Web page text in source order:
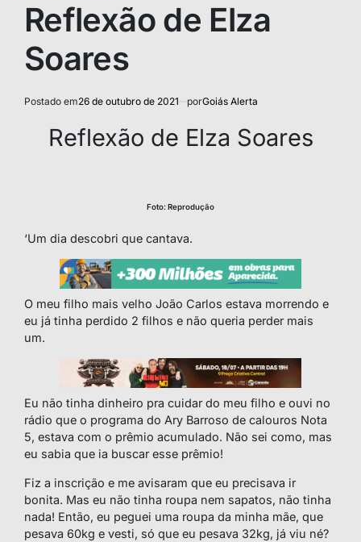
Reflexão de Elza
Soares
Postado em26 de outubro de 2021 porGoiás Alerta
Reflexão de Elza Soares
Foto: Reprodução
‘Um dia descobri que cantava.
O meu filho mais velho João Carlos estava morrendo e
eu já tinha perdido 2 filhos e não queria perder mais
um.
Eu não tinha dinheiro pra cuidar do meu filho e ouvi no
rádio que o programa do Ary Barroso de calouros Nota
5, estava com o prêmio acumulado. Não sei como, mas
eu sabia que ia buscar esse prêmio!
Fiz a inscrição e me avisaram que eu precisava ir
bonita. Mas eu não tinha roupa nem sapatos, não tinha
nada! Então, eu peguei uma roupa da minha mãe, que
pesava 60kg e vesti, só que eu pesava 32kg, já viu né?